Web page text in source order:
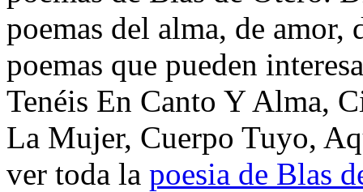
poemas del alma, de
poemas que pueden
Tenéis En Canto Y Alma,
La Mujer, Cuerpo Tuyo,
ver toda la poesia de Blas